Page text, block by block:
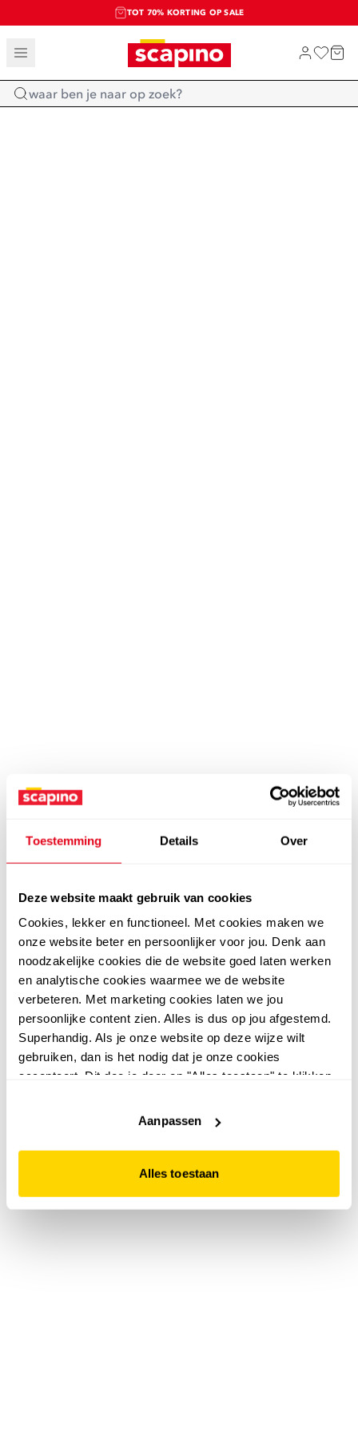
Toestemming Details Over
Deze website maakt gebruik van cookies
Cookies, lekker en functioneel. Met cookies maken we
onze website beter en persoonlijker voor jou. Denk aan
noodzakelijke cookies die de website goed laten werken
en analytische cookies waarmee we de website
verbeteren. Met marketing cookies laten we jou
persoonlijke content zien. Alles is dus op jou afgestemd.
Superhandig. Als je onze website op deze wijze wilt
gebruiken, dan is het nodig dat je onze cookies
accepteert. Dit doe je door op "Alles toestaan" te klikken.
website niet optimaal functioneert.
Aanpassen
Alles toestaan
TOT 70% KORTING OP SALE
SALE: LAATSTE KANS!
SHOP NIEUW
Home